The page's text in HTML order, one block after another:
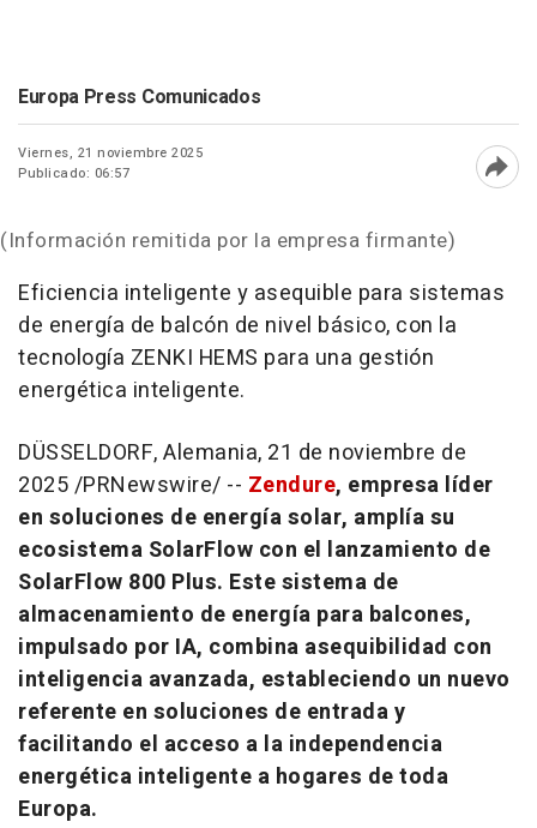
Europa Press Comunicados
Viernes, 21 noviembre 2025
Publicado: 06:57
(Información remitida por la empresa firmante)
Eficiencia inteligente y asequible para sistemas
de energía de balcón de nivel básico, con la
tecnología ZENKI HEMS para una gestión
energética inteligente.
DÜSSELDORF, Alemania, 21 de noviembre de
2025/PRNewswire/ -- Zendure, empresa líder
en soluciones de energía solar, amplía su
ecosistema SolarFlow con el lanzamiento de
SolarFlow 800 Plus. Este sistema de
almacenamiento de energía para balcones,
impulsado por IA, combina asequibilidad con
inteligencia avanzada, estableciendo un nuevo
referente en soluciones de entrada y
facilitando el acceso a la independencia
energética inteligente a hogares de toda
Europa.